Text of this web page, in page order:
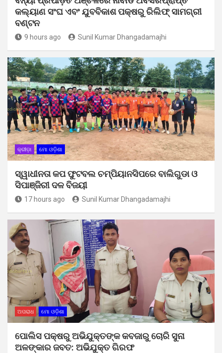
କଲ୍ୟାଣ ସଂଘ ଏବଂ ଯୁବବିକାଶ ପକ୍ଷରୁ ରିଲିଫ୍ ସାମଗ୍ରୀ
ବଣ୍ଟନ
9 hours ago Sunil Kumar Dhangadamajhi
କ୍ରୀଡ଼ା ମୋ ଓଡ଼ିଶା
ସ୍ୱାଧୀନତା କପ ଫୁଟବଲ ଚମ୍ପିୟାନସିପରେ ବାଲିଗୁଡା ଓ
ସିପାଞ୍ଜିରୀ ଦଳ ବିଜୟୀ
17 hours ago Sunil Kumar Dhangadamajhi
ଅପରାଧ ମୋ ଓଡ଼ିଶା
ପୋଲିସ ପକ୍ଷରୁ ଅଭିଯୁକ୍ତଙ୍କ କବଜାରୁ ଚୋରି ସୁନା
ଅଳଙ୍କାର ଜବତ: ଅଭିଯୁକ୍ତ ଗିରଫ